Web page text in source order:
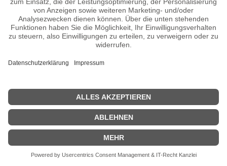
Kaufmann wohnt in Berlin.
Deborah Kaufmann Seiten, Kurzbio, Familie, verheiratet, Herkunft
etc.
/ Instagram Seite
| Kurzbio | Vita | Herkunft |